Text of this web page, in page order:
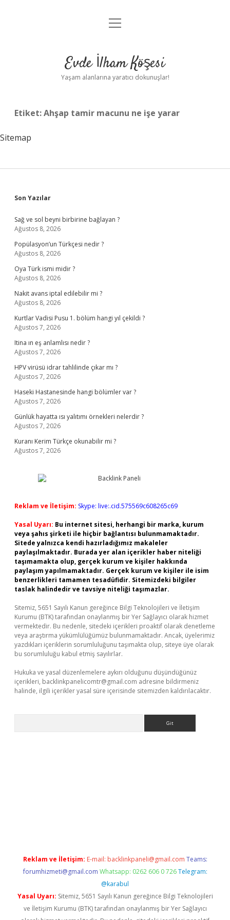
Anasayfa
Yasal Uyarı
menüyü
Evde İlham Köşesi
Yaşam alanlarına yaratıcı dokunuşlar!
Etiket:Ahşap tamir macunu ne işe yarar
Sitemap
Sidebar
Son Yazılar
Sağ ve sol beyni birbirine bağlayan ?
Ağustos 8, 2026
Popülasyon’un Türkçesi nedir ?
Ağustos 8, 2026
Oya Türk ismi midir ?
Ağustos 8, 2026
Nakit avans iptal edilebilir mi ?
Ağustos 8, 2026
Kurtlar Vadisi Pusu 1. bölüm hangi yıl çekildi ?
Ağustos 7, 2026
Itina ın eş anlamlısı nedir ?
Ağustos 7, 2026
HPV virüsü idrar tahlilinde çıkar mı ?
Ağustos 7, 2026
Haseki Hastanesinde hangi bölümler var ?
Ağustos 7, 2026
Günlük hayatta ısı yalıtımı örnekleri nelerdir ?
Ağustos 7, 2026
Kuranı Kerim Türkçe okunabilir mi ?
Ağustos 7, 2026
Reklam ve İletişim: Skype: live:.cid.575569c608265c69
Yasal Uyarı: Bu internet sitesi, herhangi bir marka, kurum
veya şahıs şirketi ile hiçbir bağlantısı bulunmamaktadır.
Sitede yalnızca kendi hazırladığımız makaleler
paylaşılmaktadır. Burada yer alan içerikler haber niteliği
taşımamakta olup, gerçek kurum ve kişiler hakkında
paylaşım yapılmamaktadır. Gerçek kurum ve kişiler ile isim
benzerlikleri tamamen tesadüfidir. Sitemizdeki bilgiler
taslak halindedir ve tavsiye niteliği taşımazlar.
Sitemiz, 5651 Sayılı Kanun gereğince Bilgi Teknolojileri ve İletişim
Kurumu (BTK) tarafından onaylanmış bir Yer Sağlayıcı olarak hizmet
vermektedir. Bu nedenle, sitedeki içerikleri proaktif olarak denetleme
veya araştırma yükümlülüğümüz bulunmamaktadır. Ancak, üyelerimiz
yazdıkları içeriklerin sorumluluğunu taşımakta olup, siteye üye olarak
bu sorumluluğu kabul etmiş sayılırlar.
Hukuka ve yasal düzenlemelere aykırı olduğunu düşündüğünüz
içerikleri, backlinkpanelicomtr@gmail.com adresine bildirmeniz
halinde, ilgili içerikler yasal süre içerisinde sitemizden kaldırılacaktır.
Reklam ve İletişim: E-mail: backlinkpaneli@gmail.com Teams:
forumhizmeti@gmail.com Whatsapp: 0262 606 0 726 Telegram:
@karabul
Yasal Uyarı: Sitemiz, 5651 Sayılı Kanun gereğince Bilgi Teknolojileri
ve İletişim Kurumu (BTK) tarafından onaylanmış bir Yer Sağlayıcı